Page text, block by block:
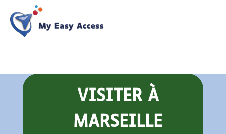
VISITER À
MARSEILLE